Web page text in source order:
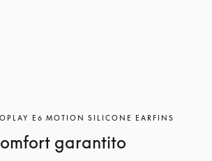
E6 MOTION SILICONE EARFINS
garantito